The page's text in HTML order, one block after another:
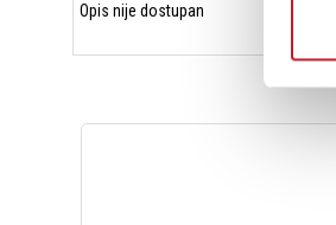
Opis nije dostupan